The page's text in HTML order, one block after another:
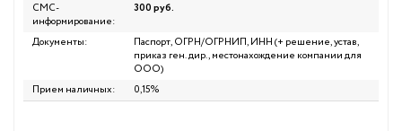
СМС-
информирование:
300 руб.
Документы:
Паспорт, ОГРН/ОГРНИП, ИНН (+ решение, устав,
приказ ген. дир., местонахождение компании для
ООО)
Прием наличных:
0,15%